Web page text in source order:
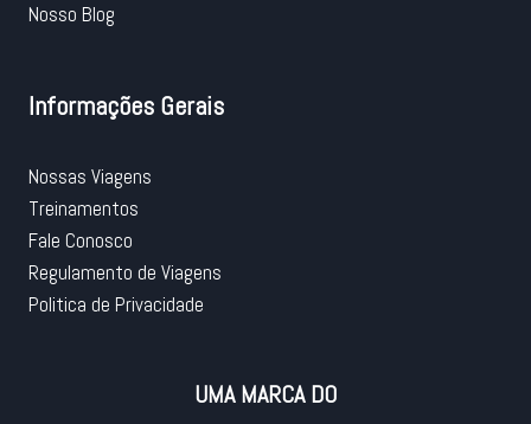
Nosso Blog
Informações Gerais
Nossas Viagens
Treinamentos
Fale Conosco
Regulamento de Viagens
Politica de Privacidade
UMA MARCA DO